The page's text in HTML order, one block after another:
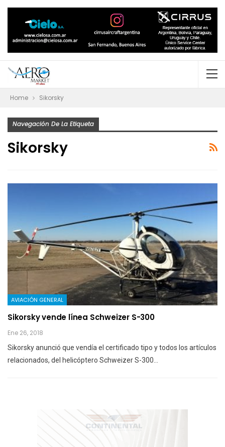
Home Sikorsky
Navegación De La Etiqueta
Sikorsky
AVIACIÓN GENERAL
Sikorsky vende línea Schweizer S-300
Ene 26, 2018
Sikorsky anunció que vendía el certificado tipo y todos los artículos
relacionados, del helicóptero Schweizer S-300…